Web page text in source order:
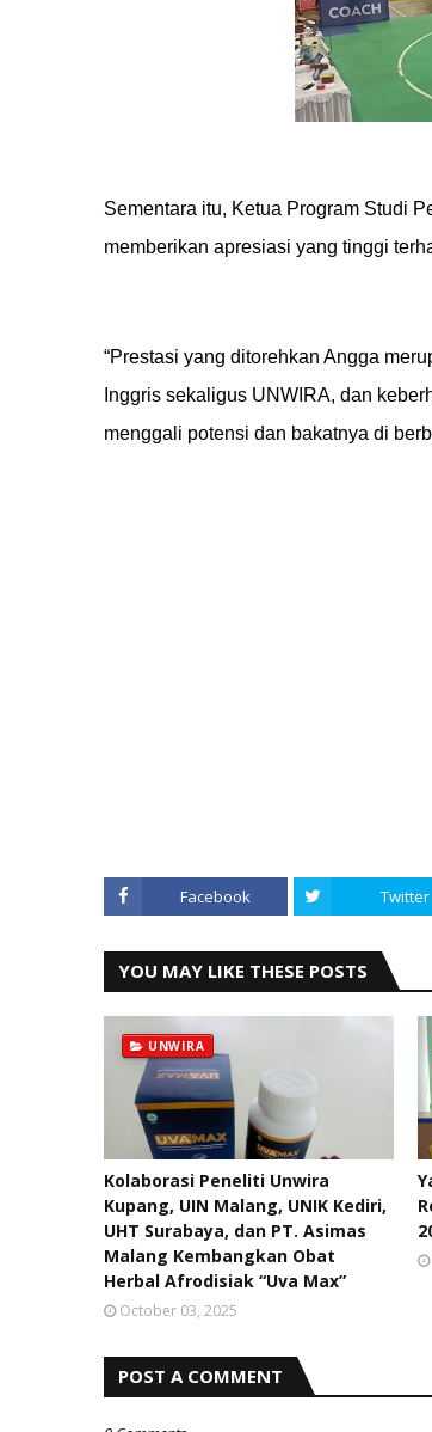
Sementara itu, Ketua Program Studi
memberikan apresiasi yang tinggi
“Prestasi yang ditorehkan Angga
Inggris sekaligus UNWIRA, dan
menggali potensi dan bakatnya di
Facebook Twitter
YOU MAY LIKE THESE POSTS
UNWIRA
Kolaborasi Peneliti Unwira
Kupang, UIN Malang, UNIK Kediri,
UHT Surabaya, dan PT. Asimas
Malang Kembangkan Obat
Herbal Afrodisiak “Uva Max”
October 03, 2025
POST A COMMENT